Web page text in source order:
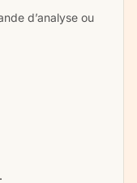
d’analyse ou